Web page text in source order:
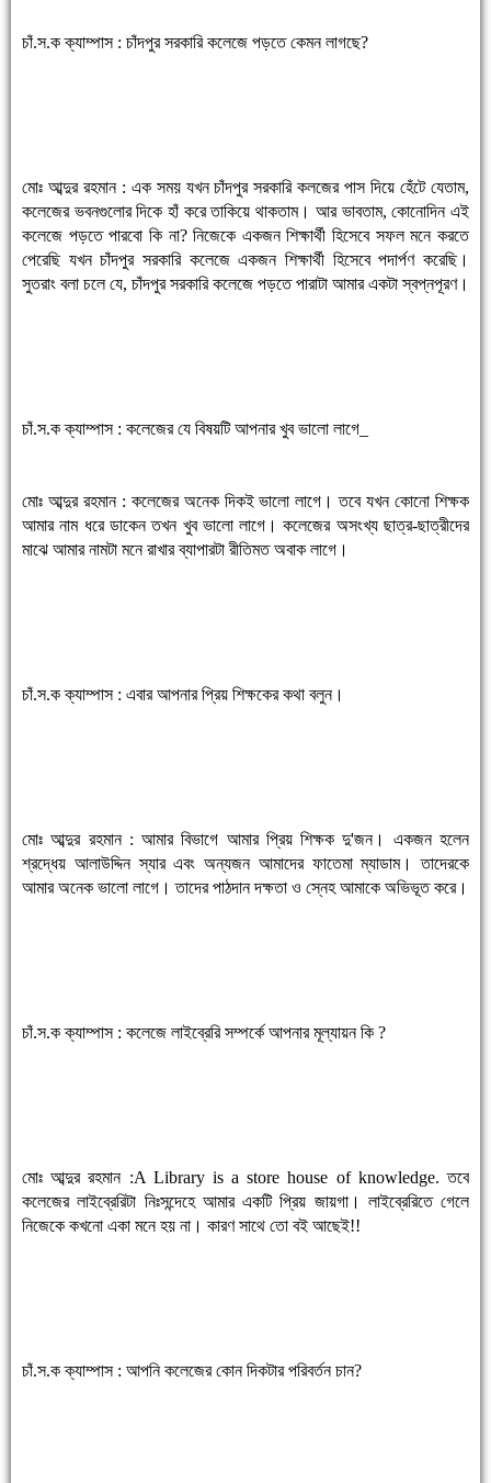
চাঁ.স.ক ক্যাম্পাস : চাঁদপুর সরকারি কলেজে পড়তে কেমন লাগছে?
মোঃ আব্দুর রহমান : এক সময় যখন চাঁদপুর সরকারি কলজের পাস দিয়ে হেঁটে যেতাম,
কলেজের ভবনগুলোর দিকে হাঁ করে তাকিয়ে থাকতাম। আর ভাবতাম, কোনোদিন এই
কলেজে পড়তে পারবো কি না? নিজেকে একজন শিক্ষার্থী হিসেবে সফল মনে করতে
পেরেছি যখন চাঁদপুর সরকারি কলেজে একজন শিক্ষার্থী হিসেবে পদার্পণ করেছি।
সুতরাং বলা চলে যে, চাঁদপুর সরকারি কলেজে পড়তে পারাটা আমার একটা স্বপ্নপূরণ।
চাঁ.স.ক ক্যাম্পাস : কলেজের যে বিষয়টি আপনার খুব ভালো লাগে_
মোঃ আব্দুর রহমান : কলেজের অনেক দিকই ভালো লাগে। তবে যখন কোনো শিক্ষক
আমার নাম ধরে ডাকেন তখন খুব ভালো লাগে। কলেজের অসংখ্য ছাত্র-ছাত্রীদের
মাঝে আমার নামটা মনে রাখার ব্যাপারটা রীতিমত অবাক লাগে।
চাঁ.স.ক ক্যাম্পাস : এবার আপনার প্রিয় শিক্ষকের কথা বলুন।
মোঃ আব্দুর রহমান : আমার বিভাগে আমার প্রিয় শিক্ষক দু'জন। একজন হলেন
শ্রদ্ধেয় আলাউদ্দিন স্যার এবং অন্যজন আমাদের ফাতেমা ম্যাডাম। তাদেরকে
আমার অনেক ভালো লাগে। তাদের পাঠদান দক্ষতা ও স্নেহ আমাকে অভিভূত করে।
চাঁ.স.ক ক্যাম্পাস : কলেজে লাইব্রেরি সম্পর্কে আপনার মূল্যায়ন কি ?
মোঃ আব্দুর রহমান :A Library is a store house of knowledge. তবে
কলেজের লাইব্রেরিটা নিঃসন্দেহে আমার একটি প্রিয় জায়গা। লাইব্রেরিতে গেলে
নিজেকে কখনো একা মনে হয় না। কারণ সাথে তো বই আছেই!!
চাঁ.স.ক ক্যাম্পাস : আপনি কলেজের কোন দিকটার পরিবর্তন চান?